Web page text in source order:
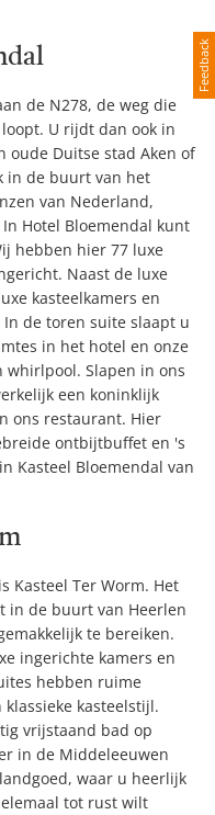
de N278, de weg die
U rijdt dan ook in
oude Duitse stad Aken of
in de buurt van het
van Nederland,
Hotel Bloemendal kunt
hebben hier 77 luxe
Naast de luxe
kasteelkamers en
de toren suite slaapt u
in het hotel en onze
whirlpool. Slapen in ons
een koninklijk
ons restaurant. Hier
ontbijtbuffet en 's
Kasteel Bloemendal van
Kasteel Ter Worm. Het
in de buurt van Heerlen
te bereiken.
ingerichte kamers en
hebben ruime
kasteelstijl.
vrijstaand bad op
in de Middeleeuwen
waar u heerlijk
tot rust wilt
Feedback